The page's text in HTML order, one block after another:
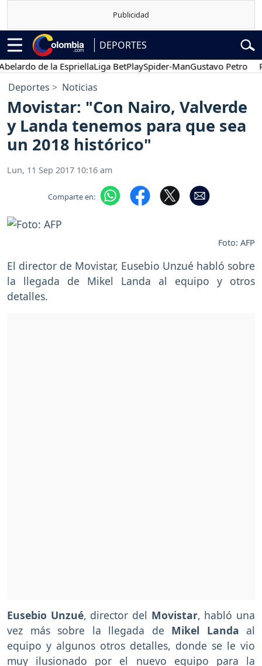
DEPORTES
de la EspriellaLiga BetPlaySpider-ManGustavo Petro
Deportes Noticias
Movistar: "Con Nairo, Valverde
y Landa tenemos para que sea
un 2018 histórico"
Lun, 11 Sep 2017 10:16 am
Comparte en:
Foto: AFP
El director de Movistar, Eusebio Unzué habló sobre
la llegada de Mikel Landa al equipo y otros
detalles.
Eusebio Unzué, director del Movistar, habló una
vez más sobre la llegada de Mikel Landa al
equipo y algunos otros detalles, donde se le vio
muy ilusionado por el nuevo equipo para la